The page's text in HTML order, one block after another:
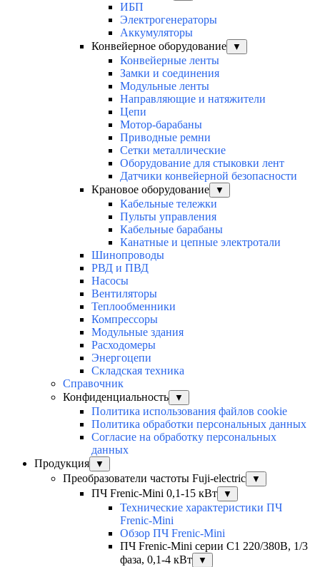
ИБП
Электрогенераторы
Аккумуляторы
Конвейерное оборудование
▼
Конвейерные ленты
Замки и соединения
Модульные ленты
Направляющие и натяжители
Цепи
Мотор-барабаны
Приводные ремни
Сетки металлические
Оборудование для стыковки лент
Датчики конвейерной безопасности
Крановое оборудование
▼
Кабельные тележки
Пульты управления
Кабельные барабаны
Канатные и цепные электротали
Шинопроводы
РВД и ПВД
Насосы
Вентиляторы
Теплообменники
Компрессоры
Модульные здания
Расходомеры
Энергоцепи
Складская техника
Справочник
Конфиденциальность
▼
Политика использования файлов cookie
Политика обработки персональных данных
Согласие на обработку персональных
данных
Продукция
▼
Преобразователи частоты Fuji-electric ▼
ПЧ Frenic-Mini 0,1-15 кВт ▼
Технические характеристики ПЧ
Frenic-Mini
Обзор ПЧ Frenic-Mini
ПЧ Frenic-Mini серии C1 220/380В, 1/3
фаза, 0,1-4 кВт
▼